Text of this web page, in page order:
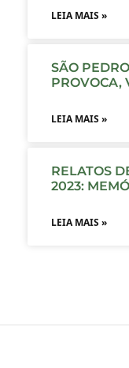
LEIA MAIS »
SÃO
PROVOCA,
LEIA MAIS »
RELATOS
2023:
LEIA MAIS »